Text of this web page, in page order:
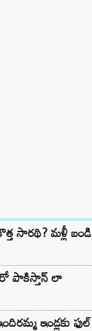
సారథి? మళ్లీ బండి
పాకిస్తాన్ లా
ఇండ్లకు ఫుల్